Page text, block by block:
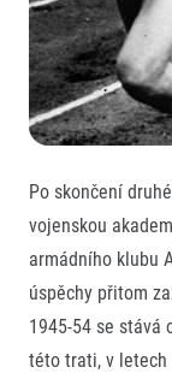
Po skončení
vojenskou
armádního klubu
úspěchy přitom
1945-54 se stává
této trati, v letech